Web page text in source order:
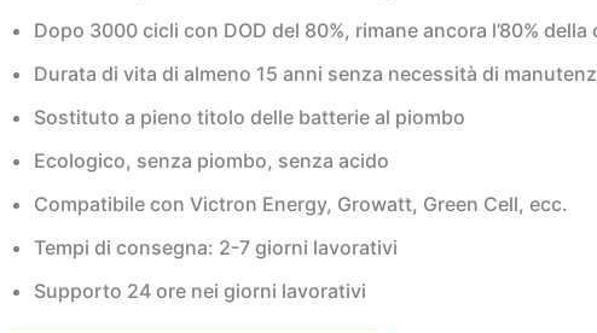
WANROY
quantità
Dopo 3000 cicli con DOD del 80%, rimane ancora l’80% della
Durata di vita di almeno 15 anni senza necessità di
Sostituto a pieno titolo delle batterie al piombo
Ecologico, senza piombo, senza acido
Compatibile con Victron Energy, Growatt, Green Cell, ecc.
Tempi di consegna: 2-7 giorni lavorativi
Supporto 24 ore nei giorni lavorativi